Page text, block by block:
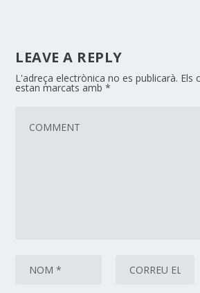
LEAVE A REPLY
L'adreça electrònica no es publicarà. Els
estan marcats amb*